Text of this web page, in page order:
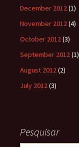
December 2012(1)
November 2012(4)
October 2012(3)
September 2012(1)
August 2012(2)
July 2012(3)
Pesquisar